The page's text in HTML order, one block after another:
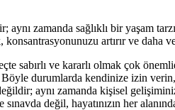
aynı zamanda sağlıklı bir
konsantrasyonunuzu artırır ve
sabırlı ve kararlı olmak çok
durumlarda kendinize izin
aynı zamanda kişisel
değil, hayatınızın her